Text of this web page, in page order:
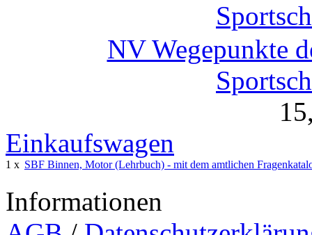
NV Wegepunkte
Einkaufswagen
1 x SBF Binnen, Motor (Lehrbuch) - mit dem amtlichen
Informationen